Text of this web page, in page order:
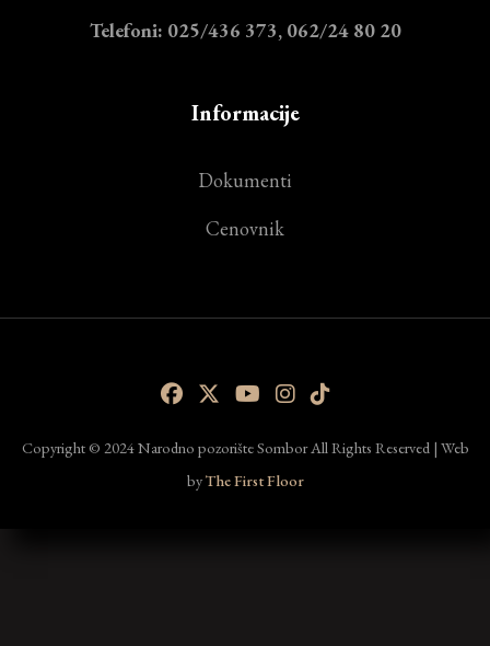
Telefoni: 025/436 373, 062/24 80 20
Informacije
Dokumenti
Cenovnik
Copyright © 2024 Narodno pozorište Sombor All Rights Reserved | Web
byThe First Floor